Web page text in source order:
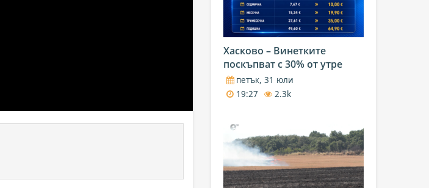
Хасково – Винетките
поскъпват с 30% от утре
петък, 31 юли
19:27
2.3k